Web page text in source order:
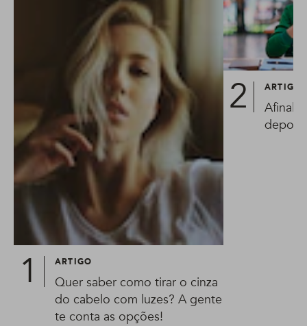
ARTIGO
Quer saber como tirar o cinza
do cabelo com luzes? A gente
te conta as opções!
ARTIGO
Afinal,
depois